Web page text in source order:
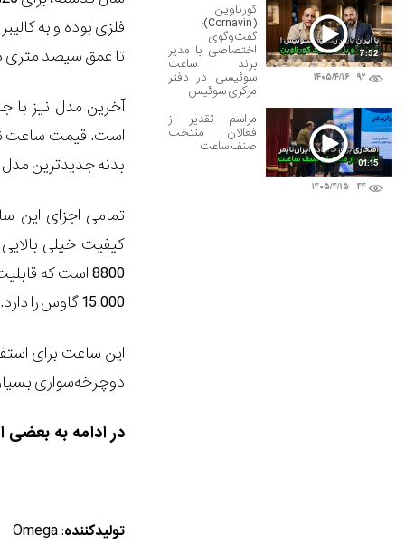
تا عمق سیصد متری در آب مقاوم
آخرین مدل نیز با
بدنه جدیدترین مدل برابر با 5/43
تمامی اجزای این
کیفیت خیلی
15.000 گاوس را دارد.
این ساعت برای
دوچرخه‌سواری
در ادامه به
تولیدکننده: Omega
۹۲ ۱۴۰۵/۴/۱۶
7:52
کورناوین
(Cornavin)؛
گفت‌وگوی
اختصاصی با مدیر
برند ساعت
سوئیسی در دفتر
مرکزی سوئیس
۴۴ ۱۴۰۵/۴/۱۵
01:15
مراسم تقدیر از
فعالان منتخب
صنف ساعت